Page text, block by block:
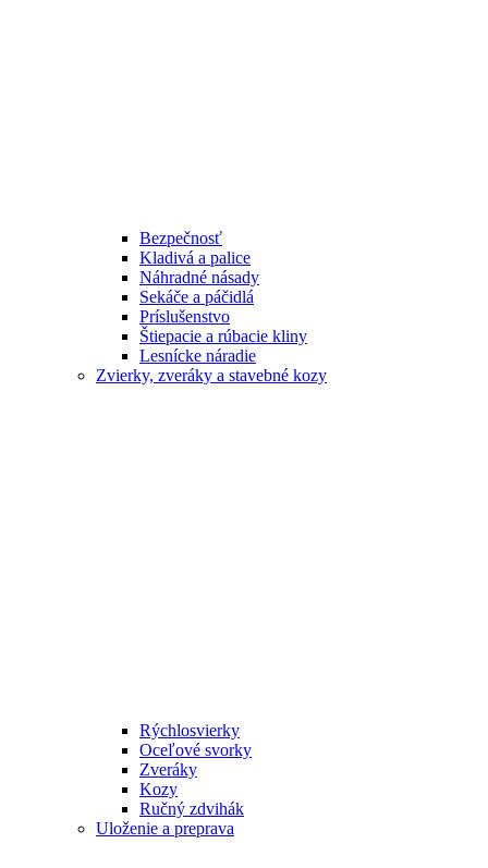
Bezpečnosť
Kladivá a palice
Náhradné násady
Sekáče a páčidlá
Príslušenstvo
Štiepacie a rúbacie kliny
Lesnícke náradie
Zvierky, zveráky a stavebné kozy
Rýchlosvierky
Oceľové svorky
Zveráky
Kozy
Ručný zdvihák
Uloženie a preprava